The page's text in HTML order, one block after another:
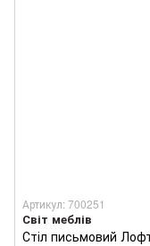
Артикул: 700251
Світ меблів
Стіл письмовий